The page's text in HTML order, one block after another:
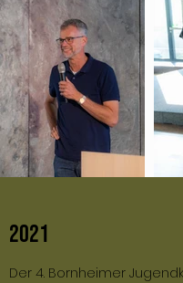
2021
Der 4. Bornheimer